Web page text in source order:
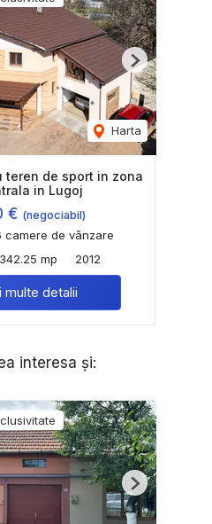
Harta
Next
teren de sport in zona
in Lugoj
€ (negociabil)
camere de vânzare
342.25 mp 2012
multe detalii
interesa și:
Next